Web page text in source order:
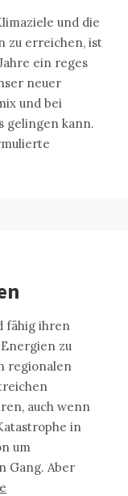
und die
zu erreichen, ist
ein reges
neuer
und bei
gelingen kann.
fähig ihren
zu
regionalen
auch wenn
in
um
Gang. Aber